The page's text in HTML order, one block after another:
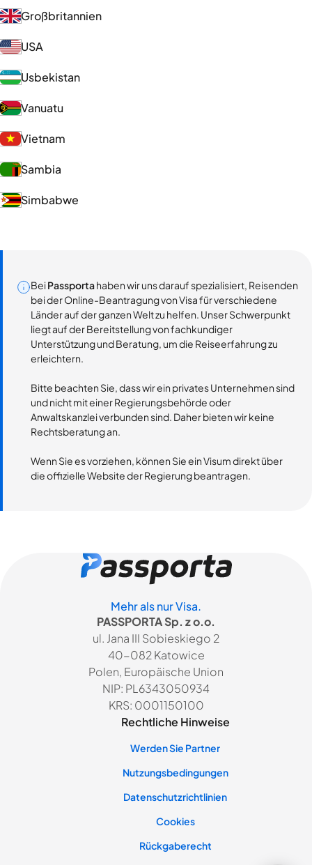
Großbritannien
USA
Usbekistan
Vanuatu
Vietnam
Sambia
Simbabwe
BeiPassportahaben wir uns darauf spezialisiert, Reisenden
bei der Online-Beantragung von Visa für verschiedene
Länder auf der ganzen Welt zu helfen. Unser Schwerpunkt
liegt auf der Bereitstellung von fachkundiger
Unterstützung und Beratung, um die Reiseerfahrung zu
erleichtern.
Bitte beachten Sie, dass wir ein privates Unternehmen sind
und nicht mit einer Regierungsbehörde oder
Anwaltskanzlei verbunden sind. Daher bieten wir keine
Rechtsberatung an.
Wenn Sie es vorziehen, können Sie ein Visum direkt über
die offizielle Website der Regierung beantragen.
Mehr als nur Visa.
PASSPORTA Sp. z o.o.
ul. Jana III Sobieskiego 2
40-082 Katowice
Polen, Europäische Union
NIP: PL6343050934
KRS: 0001150100
Rechtliche Hinweise
Werden Sie Partner
Nutzungsbedingungen
Datenschutzrichtlinien
Cookies
Rückgaberecht